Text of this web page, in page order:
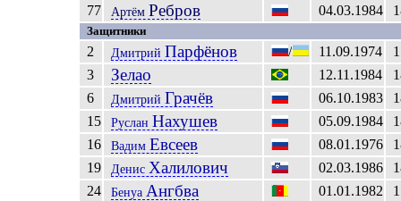
77
Артём Ребров 04.03.1984
Защитники
2 Дмитрий Парфёнов / 11.09.1974
3
Зелао 12.11.1984
6
Дмитрий Грачёв 06.10.1983
15
Руслан Нахушев 05.09.1984
16
Вадим Евсеев 08.01.1976
19
Денис Халилович 02.03.1986
24
Бенуа Ангбва 01.01.1982